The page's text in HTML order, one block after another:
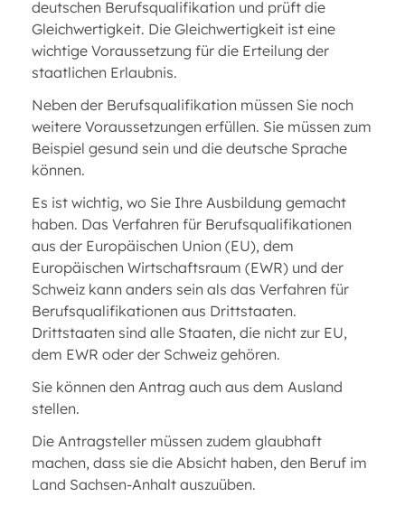
deutschen Berufsqualifikation und prüft die
Gleichwertigkeit. Die Gleichwertigkeit ist eine
wichtige Voraussetzung für die Erteilung der
staatlichen Erlaubnis.
Neben der Berufsqualifikation müssen Sie noch
weitere Voraussetzungen erfüllen. Sie müssen zum
Beispiel gesund sein und die deutsche Sprache
können.
Es ist wichtig, wo Sie Ihre Ausbildung gemacht
haben. Das Verfahren für Berufsqualifikationen
aus der Europäischen Union (EU), dem
Europäischen Wirtschaftsraum (EWR) und der
Schweiz kann anders sein als das Verfahren für
Berufsqualifikationen aus Drittstaaten.
Drittstaaten sind alle Staaten, die nicht zur EU,
dem EWR oder der Schweiz gehören.
Sie können den Antrag auch aus dem Ausland
stellen.
Die Antragsteller müssen zudem glaubhaft
machen, dass sie die Absicht haben, den Beruf im
Land Sachsen-Anhalt auszuüben.